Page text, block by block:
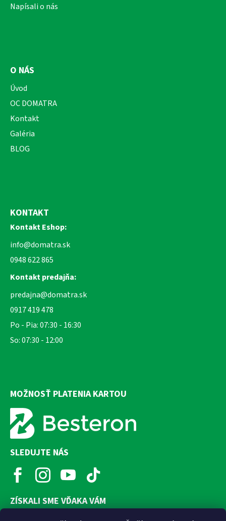
Napísali o nás
O NÁS
Úvod
OC DOMATRA
Kontakt
Galéria
BLOG
KONTAKT
Kontakt Eshop:
info@domatra.sk
0948 622 865
Kontakt predajňa:
predajna@domatra.sk
0917 419 478
Po - Pia: 07:30 - 16:30
So: 07:30 - 12:00
MOŽNOSŤ PLATENIA KARTOU
SLEDUJTE NÁS
ZÍSKALI SME VĎAKA VÁM